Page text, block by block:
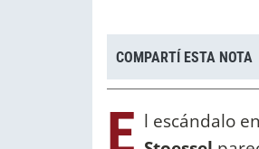
COMPARTÍ ESTA NOTA
E l escándalo